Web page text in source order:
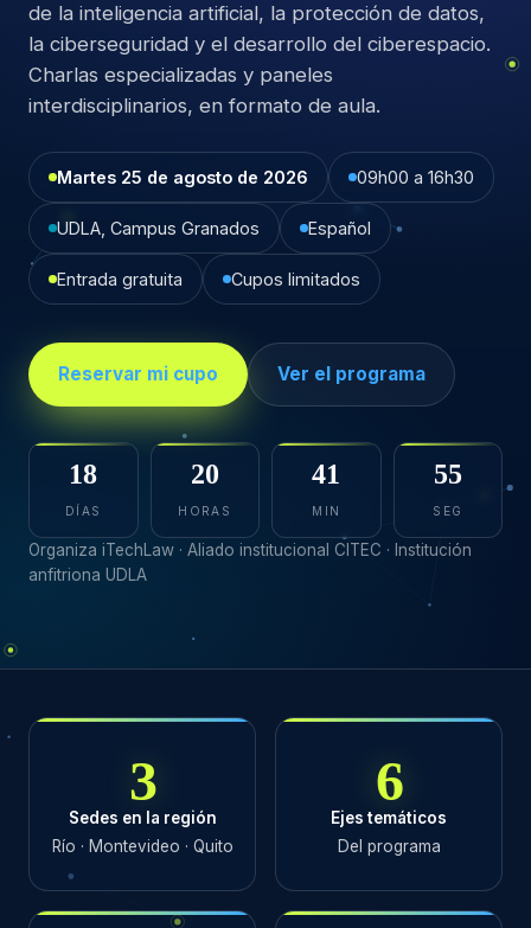
de la inteligencia artificial, la protección de datos,
la ciberseguridad y el desarrollo del ciberespacio.
Charlas especializadas y paneles
interdisciplinarios, en formato de aula.
Martes 25 de agosto de 2026 09h00 a 16h30
UDLA, Campus Granados Español
Entrada gratuita Cupos limitados
Reservar mi cupo Ver el programa
18
DÍAS
20
HORAS
41
MIN
53
SEG
Organiza iTechLaw · Aliado institucional CITEC · Institución
anfitriona UDLA
3
Sedes en la región
Río · Montevideo · Quito
6
Ejes temáticos
Del programa